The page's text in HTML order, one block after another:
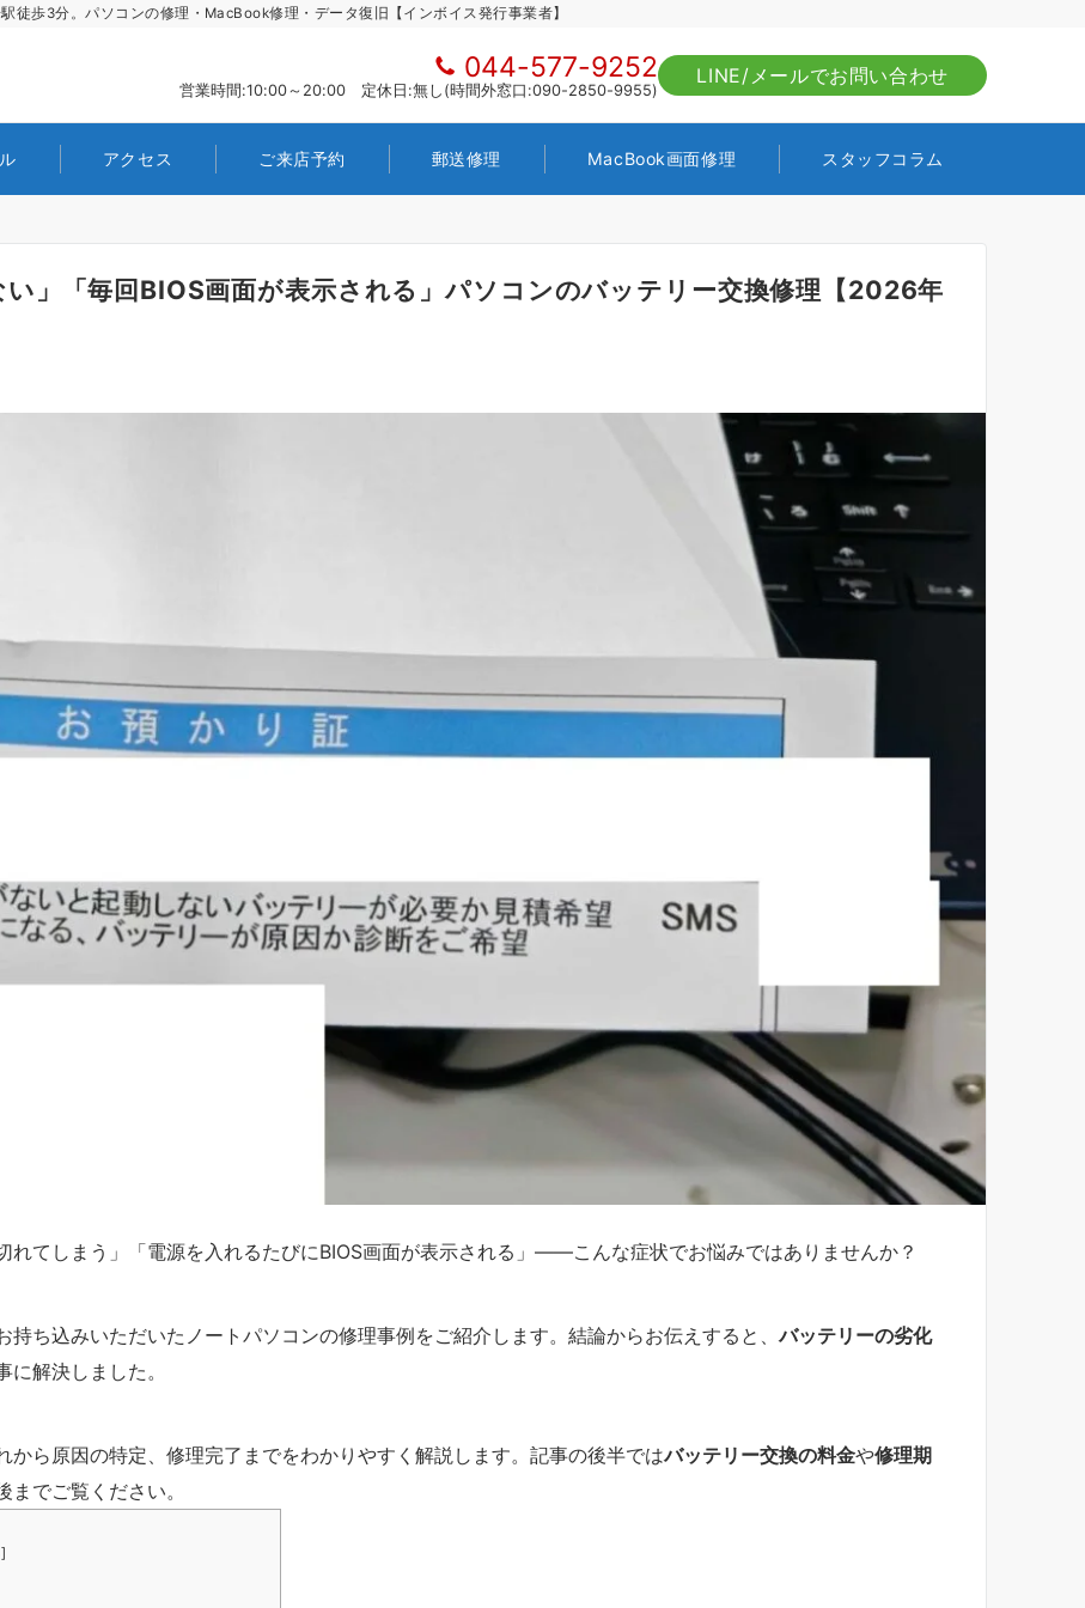
徒歩3分。パソコンの修理・MacBook修理・データ復旧【インボイス発行事業者】
044-577-9252
営業時間:10:00～20:00 定休日:無し(時間外窓口:090-2850-9955)
LINE/メールでお問い合わせ
アクセス ご来店予約 郵送修理 MacBook画面修理 スタッフコラム
い」「毎回BIOS画面が表示される」パソコンのバッテリー交換修理【2026年
れてしまう」「電源を入れるたびにBIOS画面が表示される」——こんな症状でお悩みではありませんか？
持ち込みいただいたノートパソコンの修理事例をご紹介します。結論からお伝えすると、バッテリーの劣化
解決しました。
から原因の特定、修理完了までをわかりやすく解説します。記事の後半ではバッテリー交換の料金や修理期
でご覧ください。
]